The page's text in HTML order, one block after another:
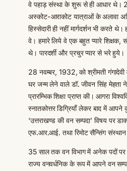
वे पहाड़ संस्था के शुरू से ही आधार थे।
अस्कोट-आराकोट यात्राओं के अलावा
हिस्सेदारी ही नहीं मार्गदर्शन भी करते
वे। हमारे लिये वे एक बहुत प्यारे शिक्षक,
थे। पारदर्शी और प्रचुर प्यार से भरे हुये।
28 नवम्बर, 1932, को श्रीमती गंगादेवी
घर जन्म लेने वाले डॉ. जीवन सिंह मेहता
प्रारम्भिक शिक्षा प्राप्त की। आगरा
स्नातकोत्तर डिग्रियाँ लेकर बाद में आपने
‘उत्तराखण्ड की वन सम्पदा’ विषय पर
एफ.आर.आई. तथा रिमोट सैन्सिंग
35 साल तक वन विभाग में अनेक पदों
राज्य वनवर्धनिक के रूप में आपने वन